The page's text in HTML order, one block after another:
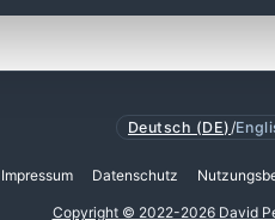
Deutsch (DE) /
Impressum Datenschutz
Copyright © 2022-2026 David